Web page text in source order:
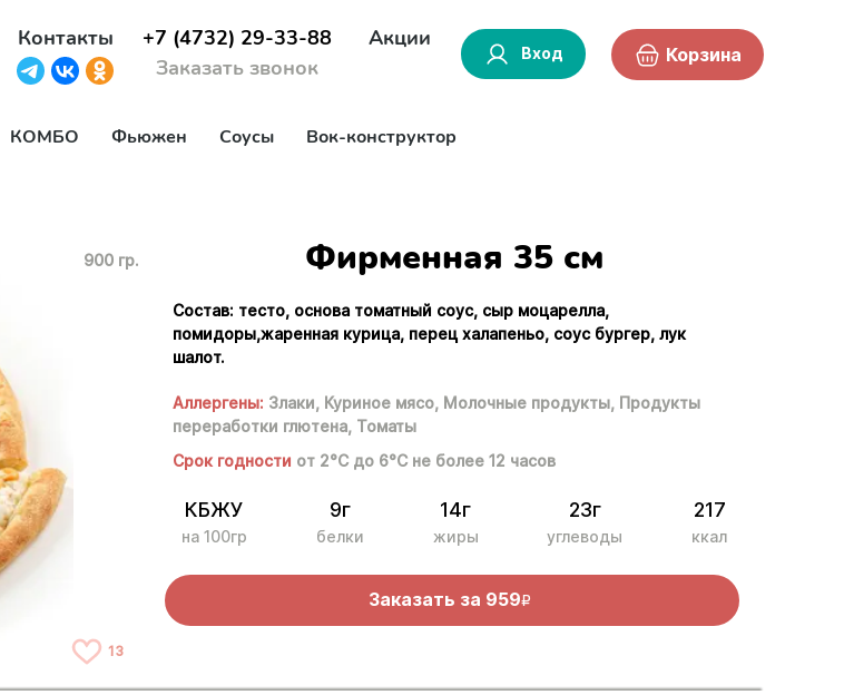
Контакты
+7 (4732) 29-33-88
Заказать звонок
Акции
Вход Корзина
КОМБО Фьюжен Соусы Вок-конструктор
900 гр.
13
Фирменная 35 см
Состав: тесто, основа томатный соус, сыр моцарелла,
помидоры,жаренная курица, перец халапеньо, соус бургер, лук
шалот.
Аллергены: Злаки, Куриное мясо, Молочные продукты, Продукты
переработки глютена, Томаты
Срок годности от 2°С до 6°С не более 12 часов
КБЖУ
на 100гр
9г
белки
14г
жиры
23г
углеводы
217
ккал
Заказать за 959R